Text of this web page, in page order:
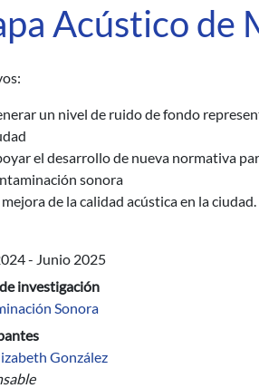
Acústico de
un nivel de ruido de fondo
el desarrollo de nueva normativa
sonora
mejora de la calidad acústica en la ciudad.
- Junio 2025
investigación
Sonora
González